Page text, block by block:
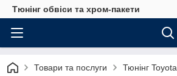
Тюнінг обвіси та хром-пакети
Товари та послуги Тюнінг Toyota